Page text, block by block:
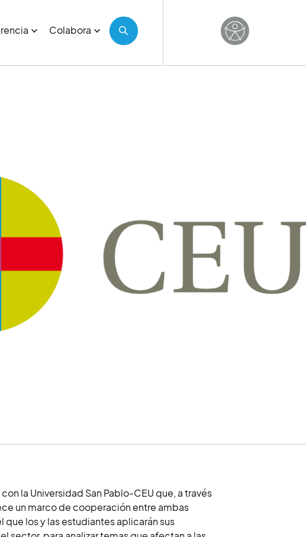
Colabora
la Universidad San Pablo-CEU que, a través
un marco de cooperación entre ambas
los y las estudiantes aplicarán sus